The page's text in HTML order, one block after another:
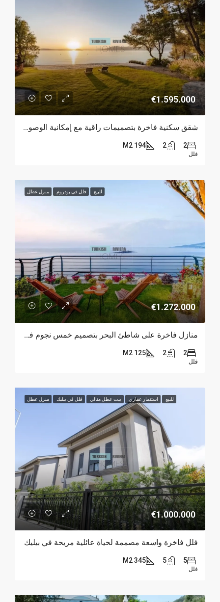
€1.595.000
شقق سكنية فاخرة بتصميمات راقية مع إمكانية الوصول إلى شاطئ خاص في منطقة توركبوكو
2
2
194 M2
فلل
للبيع فلل في بودروم منزل عطل
€1.272.000
منازل فاخرة على شاطئ البحر بتصميم خمس نجوم في بودروم
2
2
125 M2
فلل
للبيع استثمار عقاري بيت عطل مثالي فلل في بيليك منزل عطل
€1.000.000
فلل فاخرة واسعة مصممة لحياة عائلية مريحة في بيليك
5
5
345 M2
فلل